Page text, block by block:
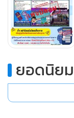
ยอดนิยม